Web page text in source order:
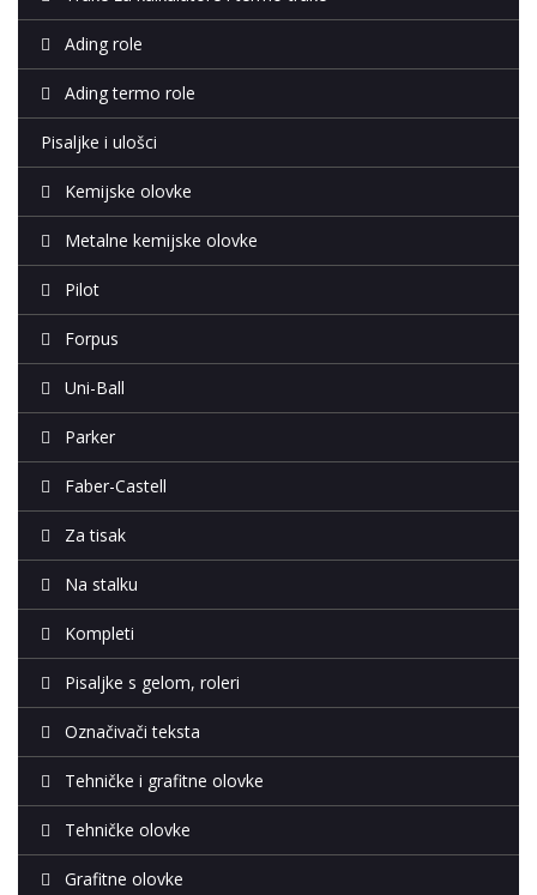
Ading role
Ading termo role
Pisaljke i ulošci
Kemijske olovke
Metalne kemijske olovke
Pilot
Forpus
Uni-Ball
Parker
Faber-Castell
Za tisak
Na stalku
Kompleti
Pisaljke s gelom, roleri
Označivači teksta
Tehničke i grafitne olovke
Tehničke olovke
Grafitne olovke